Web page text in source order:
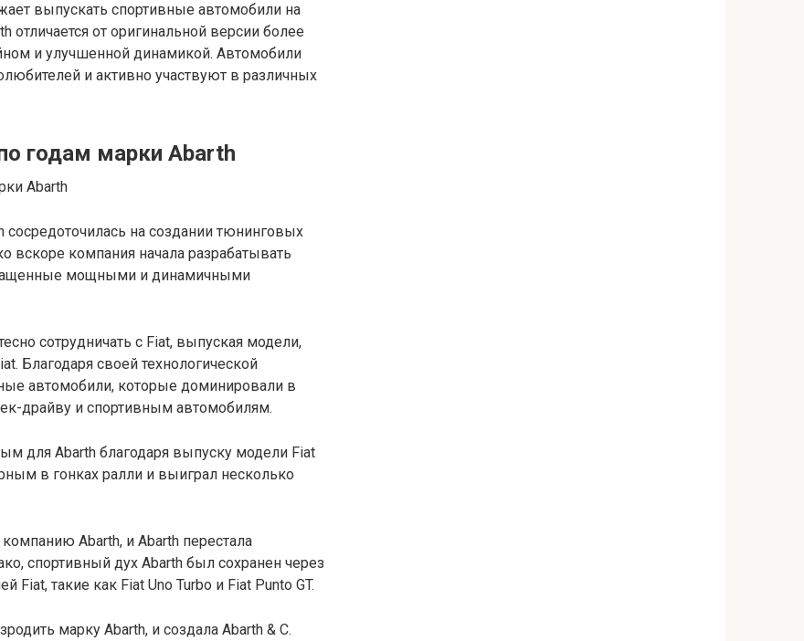
выпускать спортивные автомобили на
от оригинальной версии более
и улучшенной динамикой. Автомобили
и активно участвуют в различных
годам марки Abarth
сосредоточилась на создании тюнинговых
вскоре компания начала разрабатывать
мощными и динамичными
сотрудничать с Fiat, выпуская модели,
Благодаря своей технологической
автомобили, которые доминировали в
драйву и спортивным автомобилям.
для Abarth благодаря выпуску модели Fiat
в гонках ралли и выиграл несколько
Abarth, и Abarth перестала
спортивный дух Abarth был сохранен через
такие как Fiat Uno Turbo и Fiat Punto GT.
марку Abarth, и создала Abarth & C.